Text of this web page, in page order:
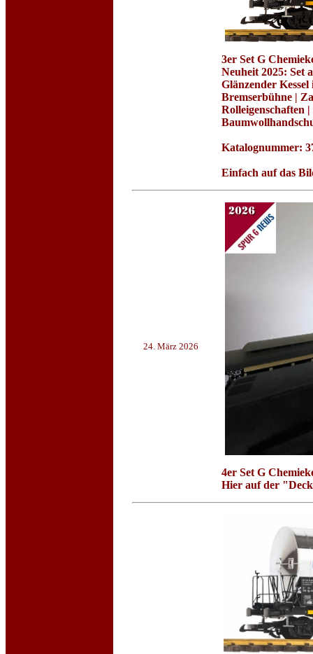
3er Set G
Neuheit 2025: Set
Glänzender
Bremserbühne |
Rolleigenschaften
Katalognummer:
Einfach auf das
24. März 2026
4er Set G
Hier auf der